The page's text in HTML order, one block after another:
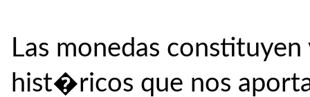
Las monedas
hist�ricos que nos